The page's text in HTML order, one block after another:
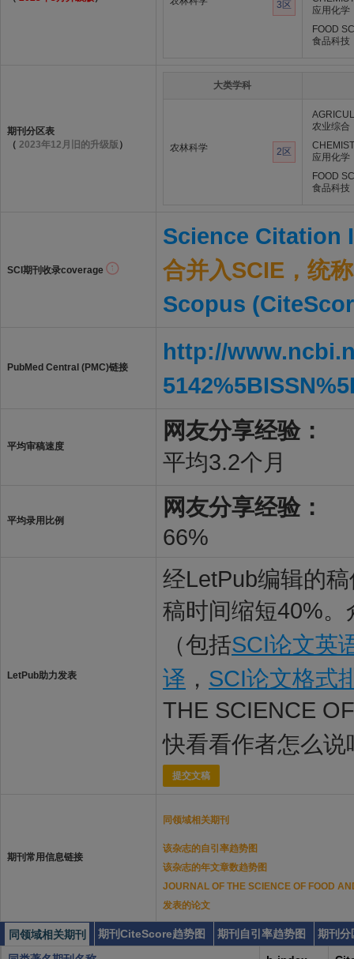
3区
应用化学
FOOD
食品科技
期刊分区表
（ 2023年12月旧的升级版 ）
大类学科
农林科学 2区
农业综合
应用化学
FOOD
食品科技
SCI期刊收录coverage
Science Citation
合并入SCIE，统
Scopus
PubMed Central (PMC)链接
http://
平均审稿速度
网友分享经验：
平均3.2个月
平均录用比例
网友分享经验：
66%
LetPub助力发表
经LetPub编辑的
稿时间缩短40%
（包括SCI论文英
译 ， SCI论文格式
THE SCIENCE
快看看作者怎么说
提交文稿
期刊常用信息链接
同领域相关期刊
该杂志的自引率趋势图
该杂志的年文章数趋势图
JOURNAL OF THE SCIENCE OF FOOD
发表的论文
同领域相关期刊 期刊CiteScore趋势图 期刊自引率趋势图
期刊分